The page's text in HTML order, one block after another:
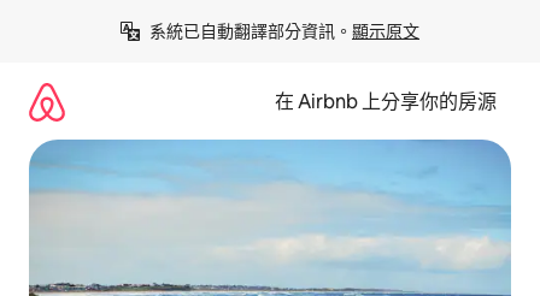
系統已自動翻譯部分資訊。 顯示原文
在 Airbnb 上分享你的房源